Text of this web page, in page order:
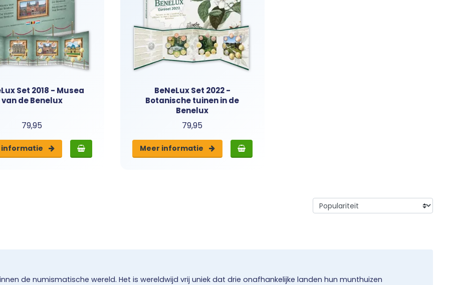
Set 2018 - Musea
van de Benelux
79,95
informatie
BeNeLux Set 2022 -
Botanische tuinen in de
Benelux
79,95
Meer informatie
de numismatische wereld. Het is wereldwijd vrij uniek dat drie onafhankelijke landen hun munthuizen